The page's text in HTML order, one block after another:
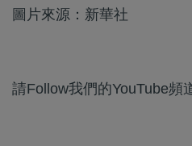
圖片來源：新華社
請Follow我們的YouTube頻